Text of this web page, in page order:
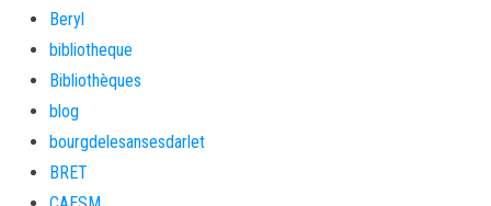
Beryl
bibliotheque
Bibliothèques
blog
bourgdelesansesdarlet
BRET